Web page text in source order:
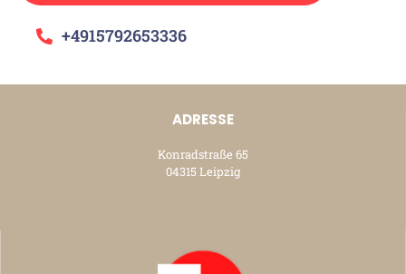
+4915792653336
ADRESSE
Konradstraße 65
04315 Leipzig